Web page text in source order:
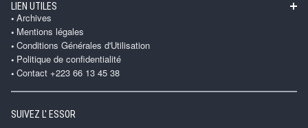
LIEN UTILES
Archives
Mentions légales
Conditions Générales d'Utilisation
Politique de confidentialité
Contact +223 66 13 45 38
SUIVEZ L' ESSOR